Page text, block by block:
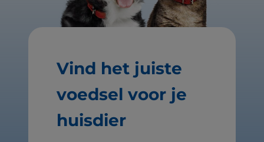
Vind het juiste
voedsel voor je
huisdier